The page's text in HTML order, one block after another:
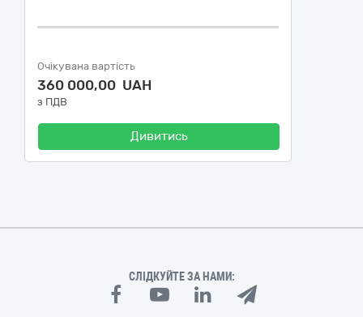
Очікувана вартість
360 000,00 UAH
з ПДВ
Дивитись
СЛІДКУЙТЕ ЗА НАМИ: